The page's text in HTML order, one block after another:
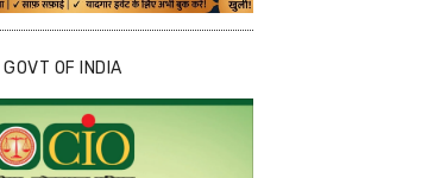
GOVT OF INDIA